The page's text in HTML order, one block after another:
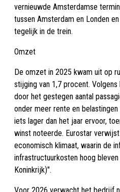
vernieuwde Amsterdamse
tussen Amsterdam en Londen
tegelijk in de trein.
Omzet
De omzet in 2025 kwam uit op
stijging van 1,7 procent.
door het gestegen aantal
onder meer rente en
iets lager dan het jaar ervoor,
winst noteerde. Eurostar
economisch klimaat, waarin de
infrastructuurkosten hoog
Koninkrijk)".